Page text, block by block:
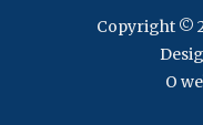
Copyright ©
O